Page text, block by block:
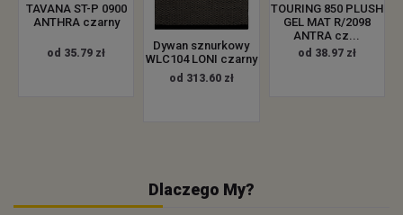
TAVANA ST-P 0900
ANTHRA czarny
od 35.79 zł
Dywan sznurkowy
WLC104 LONI czarny
od 313.60 zł
TOURING 850 PLUSH
GEL MAT R/2098
ANTRA cz...
od 38.97 zł
Dlaczego My?